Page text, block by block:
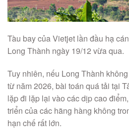
Tàu bay của Vietjet lần đầu hạ
Long Thành ngày 19/12 vừa qua.
Tuy nhiên, nếu Long Thành
từ năm 2026, bài toán quá tải tại
lặp đi lặp lại vào các dịp cao
triển của các hãng hàng không
hạn chế rất lớn.